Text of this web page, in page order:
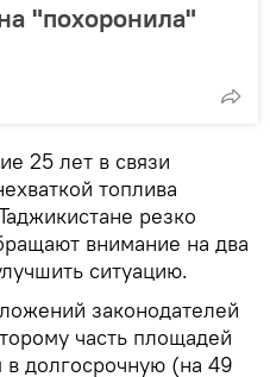
"похоронила"
25 лет в связи
топлива
резко
внимание на два
ситуацию.
законодателей
часть площадей
в долгосрочную (на 49